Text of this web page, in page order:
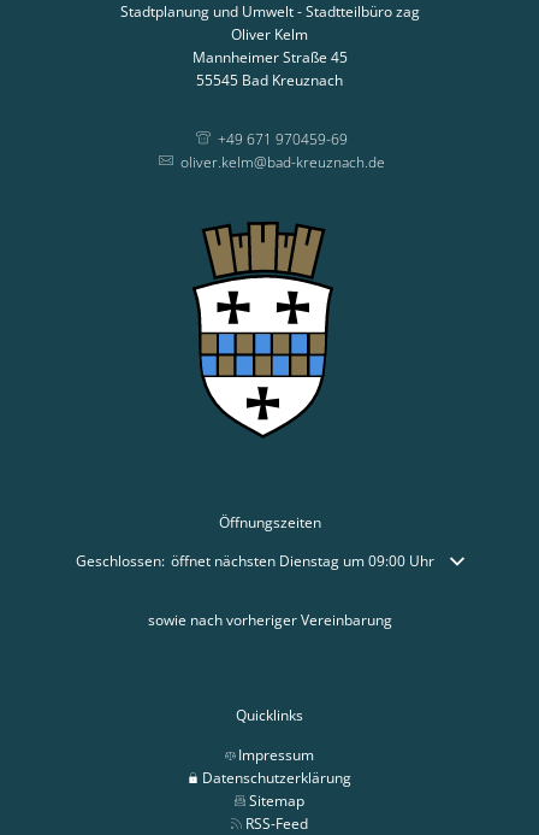
Stadtplanung und Umwelt - Stadtteilbüro zag
Oliver Kelm
Mannheimer Straße 45
55545 Bad Kreuznach
+49 671 970459-69
oliver.kelm@bad-kreuznach.de
Öffnungszeiten
Klicken, um weitere Öffnungs- oder Schließzeiten auszublenden
Geschlossen: öffnet nächsten Dienstag um 09:00 Uhr
sowie nach vorheriger Vereinbarung
Quicklinks
Impressum
Datenschutzerklärung
Sitemap
RSS-Feed